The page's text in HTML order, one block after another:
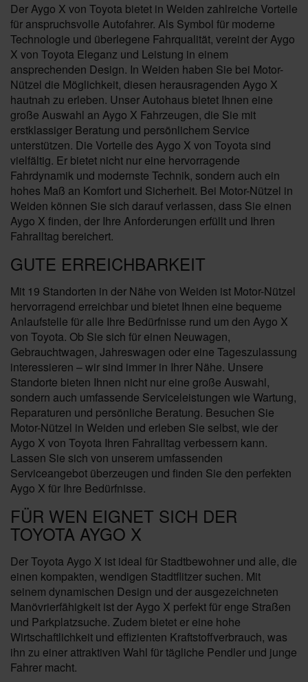
Der Aygo X von Toyota bietet in Weiden zahlreiche Vorteile
für anspruchsvolle Autofahrer. Als Symbol für moderne
Technologie und überlegene Fahrqualität, vereint der Aygo
X von Toyota Eleganz und Leistung in einem
ansprechenden Design. In Weiden haben Sie bei Motor-
Nützel die Möglichkeit, diesen herausragenden Aygo X
hautnah zu erleben. Unser Autohaus bietet Ihnen eine
große Auswahl an Aygo X Fahrzeugen, die Sie mit
erstklassiger Beratung und persönlichem Service
unterstützen. Die Vorteile des Aygo X von Toyota sind
vielfältig. Er bietet nicht nur eine hervorragende
Fahrdynamik und modernste Technik, sondern auch ein
hohes Maß an Komfort und Sicherheit. Bei Motor-Nützel in
Weiden können Sie sich darauf verlassen, dass Sie einen
Aygo X finden, der Ihre Anforderungen erfüllt und Ihren
Fahralltag bereichert.
GUTE ERREICHBARKEIT
Mit 19 Standorten in der Nähe von Weiden ist Motor-Nützel
hervorragend erreichbar und bietet Ihnen eine bequeme
Anlaufstelle für alle Ihre Bedürfnisse rund um den Aygo X
von Toyota. Ob Sie sich für einen Neuwagen,
Gebrauchtwagen, Jahreswagen oder eine Tageszulassung
interessieren – wir sind immer in Ihrer Nähe. Unsere
Standorte bieten Ihnen nicht nur eine große Auswahl,
sondern auch umfassende Serviceleistungen wie Wartung,
Reparaturen und persönliche Beratung. Besuchen Sie
Motor-Nützel in Weiden und erleben Sie selbst, wie der
Aygo X von Toyota Ihren Fahralltag verbessern kann.
Lassen Sie sich von unserem umfassenden
Serviceangebot überzeugen und finden Sie den perfekten
Aygo X für Ihre Bedürfnisse.
FÜR WEN EIGNET SICH DER
TOYOTA AYGO X
Der Toyota Aygo X ist ideal für Stadtbewohner und alle, die
einen kompakten, wendigen Stadtflitzer suchen. Mit
seinem dynamischen Design und der ausgezeichneten
Manövrierfähigkeit ist der Aygo X perfekt für enge Straßen
und Parkplatzsuche. Zudem bietet er eine hohe
Wirtschaftlichkeit und effizienten Kraftstoffverbrauch, was
ihn zu einer attraktiven Wahl für tägliche Pendler und junge
Fahrer macht.